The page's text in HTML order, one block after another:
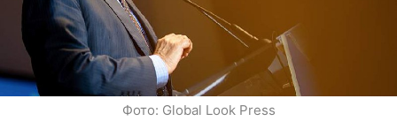
Фото: Global Look Press